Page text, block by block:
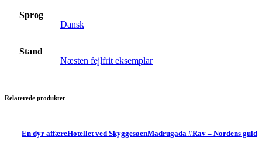
Sprog
Dansk
Stand
Næsten fejlfrit eksemplar
Relaterede produkter
Rav – Nordens guld
Madrugada #
Hotellet ved Skyggesøen
En dyr affære